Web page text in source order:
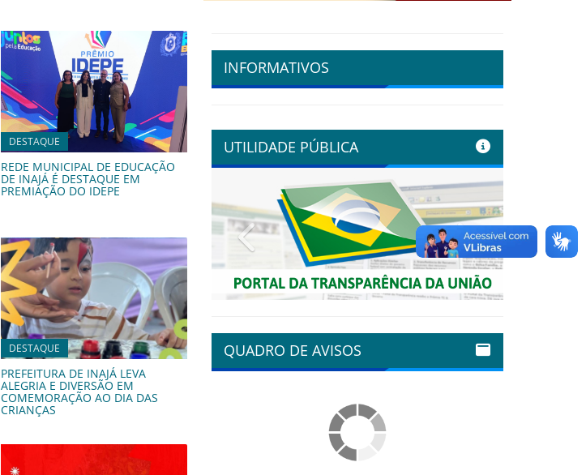
DESTAQUE
REDE MUNICIPAL DE EDUCAÇÃO
DE INAJÁ É DESTAQUE EM
PREMIAÇÃO DO IDEPE
DESTAQUE
PREFEITURA DE INAJÁ LEVA
ALEGRIA E DIVERSÃO EM
COMEMORAÇÃO AO DIA DAS
CRIANÇAS
INFORMATIVOS
UTILIDADE PÚBLICA
Previous Next
QUADRO DE AVISOS